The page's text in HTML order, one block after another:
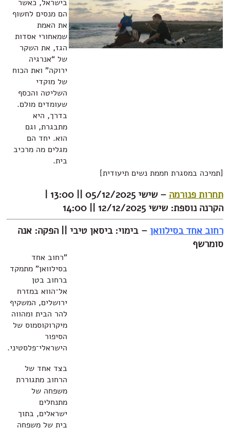
בישראל, כאשר
הם מנסים לחשוף
את האמת
שמאחורי אסדות
הגז, את השקר
של “אנרגיה
ירוקה” ואת הכוח
השליטה והכסף
שעומדים מולם.
מתבגרת, וגם
הוא. יחד הם
מגלים מה מרכיב
חממת נשים תיעודית]
– שישי 05/12/2025 || 13:00 |
12/12/2025 || 14:00
בסילוואן –בימוי: ביסאן טיבי || הפקה: אנה
בסילוואן" מתמקד
אל־הווא במזרח
ירושלים, המשקיף
להר הבית ומהווה
מיקרוקוסמוס של
הישראלי־פלסטיני.
בצד אחד של
הרחוב מתגוררת
ישראלים, בתוך
בית של משפחה